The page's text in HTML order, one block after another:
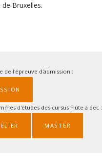
Bruxelles.
de l'épreuve d'admission :
d'études des cursus Flûte à bec :
MASTER